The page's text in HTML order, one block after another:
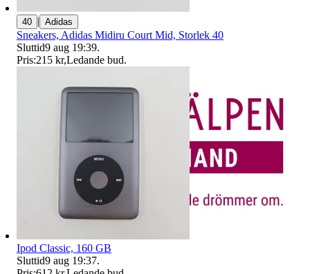
40 | Adidas
Sneakers, Adidas Midiru Court Mid, Storlek 40
Sluttid9 aug 19:39.
Pris:215 kr,Ledande bud.
Ipod Classic, 160 GB
Sluttid9 aug 19:37.